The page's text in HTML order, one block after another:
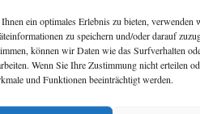
ein optimales Erlebnis zu bieten,
zu speichern und/oder darauf
können wir Daten wie das Surfverhalten
Wenn Sie Ihre Zustimmung nicht erteilen
und Funktionen beeinträchtigt werden.
Landtagspräsident Dr. Rößler vor Schülern des
anfänglicher Schüchternheit liefen sich die
Themen wie die Diskussion um